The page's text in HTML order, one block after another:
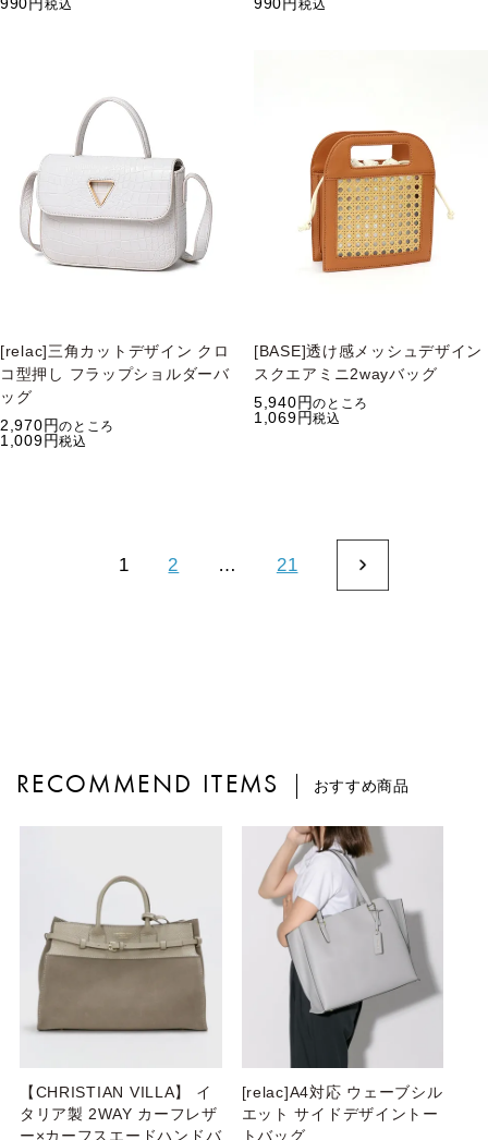
税込 税込
[relac]三角カットデザイン クロ
コ型押し フラップショルダーバ
ッグ
2,970
のところ
1,009 税込
[BASE]透け感メッシュデザイン
スクエアミニ2wayバッグ
5,940
のところ
1,069 税込
1 2 … 21
RECOMMEND ITEMS おすすめ商品
【CHRISTIAN VILLA】 イ
タリア製 2WAY カーフレザ
ー×カーフスエードハンドバ
[relac]A4対応 ウェーブシル
エット サイドデザイントー
トバッグ